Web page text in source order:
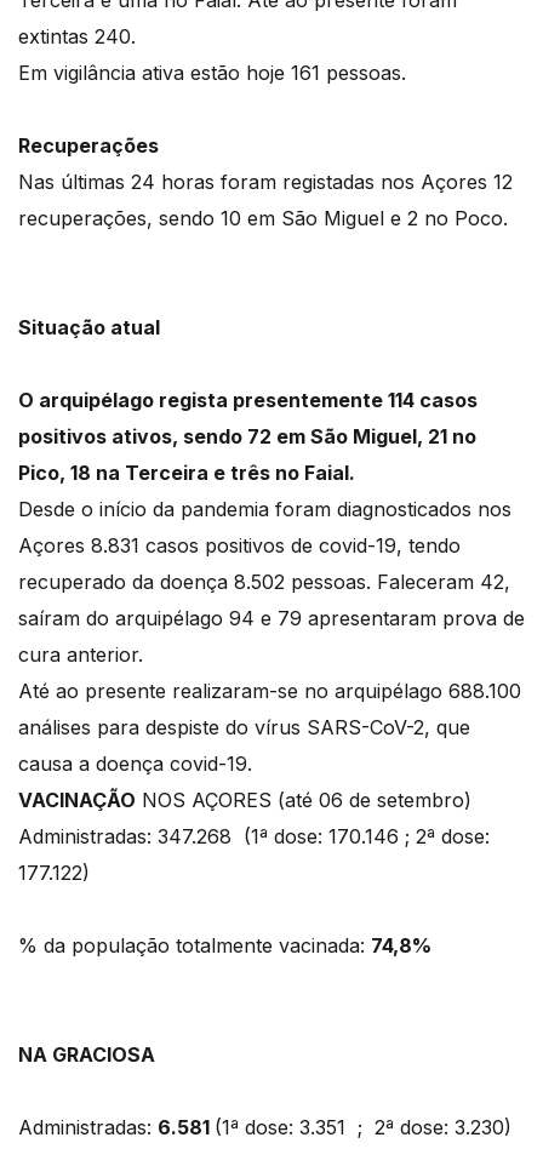
extintas 240.
Em vigilância ativa estão hoje 161 pessoas.
Recuperações
Nas últimas 24 horas foram registadas nos Açores 12
recuperações, sendo 10 em São Miguel e 2 no Poco.
Situação atual
O arquipélago regista presentemente 114 casos
positivos ativos, sendo 72 em São Miguel, 21 no
Pico, 18 na Terceira e três no Faial.
Desde o início da pandemia foram diagnosticados nos
Açores 8.831 casos positivos de covid-19, tendo
recuperado da doença 8.502 pessoas. Faleceram 42,
saíram do arquipélago 94 e 79 apresentaram prova de
cura anterior.
Até ao presente realizaram-se no arquipélago 688.100
análises para despiste do vírus SARS-CoV-2, que
causa a doença covid-19.
VACINAÇÃO NOS AÇORES (até 06 de setembro)
Administradas: 347.268 (1ª dose: 170.146 ; 2ª dose:
177.122)
% da população totalmente vacinada: 74,8%
NA GRACIOSA
Administradas: 6.581 (1ª dose: 3.351 ; 2ª dose: 3.230)